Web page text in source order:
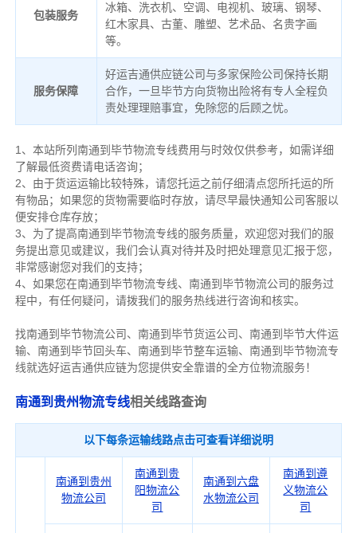
包装服务
冰箱、洗衣机、空调、电视机、玻璃、钢琴、
红木家具、古董、雕塑、艺术品、名贵字画
等。
服务保障
好运吉通供应链公司与多家保险公司保持长期
合作，一旦毕节方向货物出险将有专人全程负
责处理理赔事宜，免除您的后顾之忧。
1、本站所列南通到毕节物流专线费用与时效仅供参考，如需详细
了解最低资费请电话咨询；
2、由于货运运输比较特殊，请您托运之前仔细清点您所托运的所
有物品；如果您的货物需要临时存放，请尽早最快通知公司客服以
便安排仓库存放；
3、为了提高南通到毕节物流专线的服务质量，欢迎您对我们的服
务提出意见或建议，我们会认真对待并及时把处理意见汇报于您，
非常感谢您对我们的支持；
4、如果您在南通到毕节物流专线、南通到毕节物流公司的服务过
程中，有任何疑问，请拨我们的服务热线进行咨询和核实。
找南通到毕节物流公司、南通到毕节货运公司、南通到毕节大件运
输、南通到毕节回头车、南通到毕节整车运输、南通到毕节物流专
线就选好运吉通供应链为您提供安全靠谱的全方位物流服务！
南通到贵州物流专线相关线路查询
以下每条运输线路点击可查看详细说明
南通到贵州
物流公司
南通到贵
阳物流公
司
南通到六盘
水物流公司
南通到遵
义物流公
司